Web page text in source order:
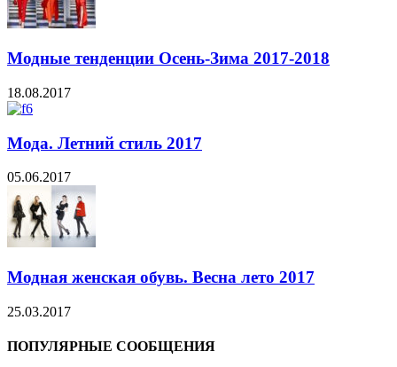
Модные тенденции Осень-Зима 2017-2018
18.08.2017
Мода. Летний стиль 2017
05.06.2017
Модная женская обувь. Весна лето 2017
25.03.2017
ПОПУЛЯРНЫЕ СООБЩЕНИЯ